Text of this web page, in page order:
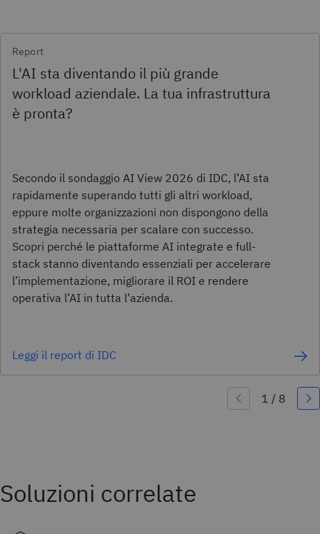
Report
L'AI sta diventando il più grande
workload aziendale. La tua infrastruttura
è pronta?
Secondo il sondaggio AI View 2026 di IDC, l’AI sta
rapidamente superando tutti gli altri workload,
eppure molte organizzazioni non dispongono della
strategia necessaria per scalare con successo.
Scopri perché le piattaforme AI integrate e full-
stack stanno diventando essenziali per accelerare
l’implementazione, migliorare il ROI e rendere
operativa l’AI in tutta l’azienda.
Leggi il report di IDC